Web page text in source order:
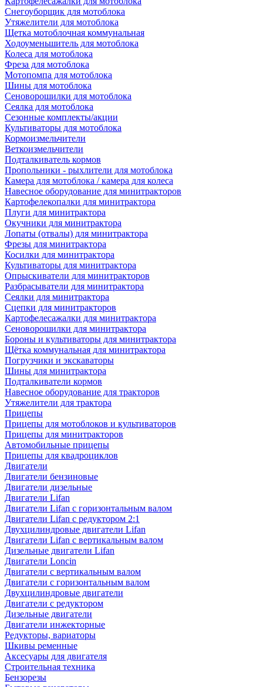
Снегоуборщик для мотоблока
Утяжелители для мотоблока
Щетка мотоблочная коммунальная
Ходоуменьшитель для мотоблока
Колеса для мотоблока
Фреза для мотоблока
Мотопомпа для мотоблока
Шины для мотоблока
Сеноворошилки для мотоблока
Сеялка для мотоблока
Сезонные комплекты/акции
Культиваторы для мотоблока
Кормоизмельчители
Веткоизмельчители
Подталкиватель кормов
Пропольники - рыхлители для мотоблока
Камера для мотоблока / камера для колеса
Навесное оборудование для минитракторов
Картофелекопалки для минитрактора
Плуги для минитрактора
Окучники для минитрактора
Лопаты (отвалы) для минитрактора
Фрезы для минитрактора
Косилки для минитрактора
Культиваторы для минитрактора
Опрыскиватели для минитракторов
Разбрасыватели для минитрактора
Сеялки для минитрактора
Сцепки для минитракторов
Картофелесажалки для минитрактора
Сеноворошилки для минитрактора
Бороны и культиваторы для минитрактора
Щётка коммунальная для минитрактора
Погрузчики и экскаваторы
Шины для минитрактора
Подталкиватели кормов
Навесное оборудование для тракторов
Утяжелители для трактора
Прицепы
Прицепы для мотоблоков и культиваторов
Прицепы для минитракторов
Автомобильные прицепы
Прицепы для квадроциклов
Двигатели
Двигатели бензиновые
Двигатели дизельные
Двигатели Lifan
Двигатели Lifan с горизонтальным валом
Двигатели Lifan с редуктором 2:1
Двухцилиндровые двигатели Lifan
Двигатели Lifan с вертикальным валом
Дизельные двигатели Lifan
Двигатели Loncin
Двигатели с вертикальным валом
Двигатели с горизонтальным валом
Двухцилиндровые двигатели
Двигатели с редуктором
Дизельные двигатели
Двигатели инжекторные
Редукторы, вариаторы
Шкивы ременные
Аксесуары для двигателя
Строительная техника
Бензорезы